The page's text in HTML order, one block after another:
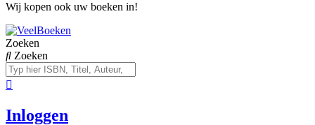
Wij kopen ook uw boeken in!
Zoeken
Zoeken
Inloggen